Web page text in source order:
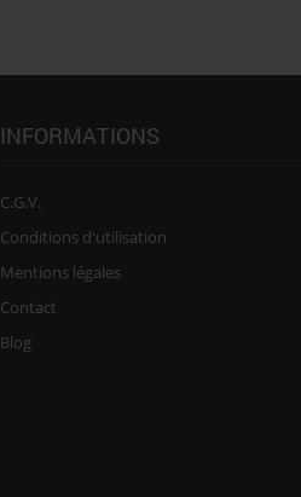
INFORMATIONS
C.G.V.
Conditions d'utilisation
Mentions légales
Contact
Blog